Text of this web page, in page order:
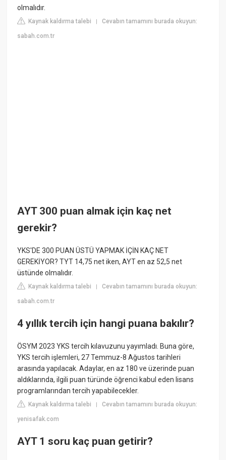
olmalıdır.
Kaynak kaldırma talebi |Cevabın tamamını burada okuyun:
sabah.com.tr
AYT 300 puan almak için kaç net
gerekir?
YKS'DE 300 PUAN ÜSTÜ YAPMAK İÇİN KAÇ NET
GEREKİYOR? TYT 14,75 net iken, AYT en az 52,5 net
üstünde olmalıdır.
Kaynak kaldırma talebi |Cevabın tamamını burada okuyun:
sabah.com.tr
4 yıllık tercih için hangi puana bakılır?
ÖSYM 2023 YKS tercih kılavuzunu yayımladı. Buna göre,
YKS tercih işlemleri, 27 Temmuz-8 Ağustos tarihleri
arasında yapılacak. Adaylar, en az 180 ve üzerinde puan
aldıklarında, ilgili puan türünde öğrenci kabul eden lisans
programlarından tercih yapabilecekler.
Kaynak kaldırma talebi |Cevabın tamamını burada okuyun:
yenisafak.com
AYT 1 soru kaç puan getirir?